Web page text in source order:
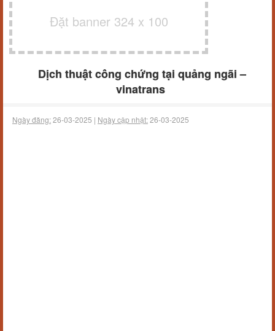
Đặt banner 324 x 100
Dịch thuật công chứng tại quảng ngãi –
vinatrans
Ngày đăng:26-03-2025 | Ngày cập nhật:26-03-2025